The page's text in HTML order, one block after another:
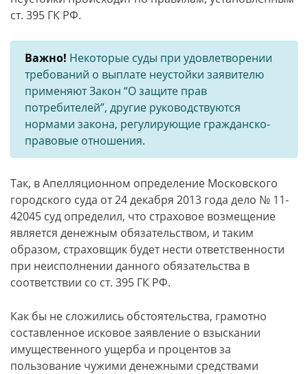
ст. 395 ГК РФ.
Важно! Некоторые суды при удовлетворении
требований о выплате неустойки заявителю
применяют Закон “О защите прав
потребителей”, другие руководствуются
нормами закона, регулирующие гражданско-
правовые отношения.
Так, в Апелляционном определение Московского
городского суда от 24 декабря 2013 года дело № 11-
42045 суд определил, что страховое возмещение
является денежным обязательством, и таким
образом, страховщик будет нести ответственности
при неисполнении данного обязательства в
соответствии со ст. 395 ГК РФ.
Как бы не сложились обстоятельства, грамотно
составленное исковое заявление о взыскании
имущественного ущерба и процентов за
пользование чужими денежными средствами